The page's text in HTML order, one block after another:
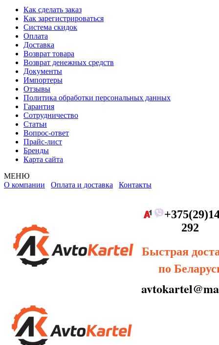
Как сделать заказ
Как зарегистрироваться
Система скидок
Оплата
Доставка
Возврат товара
Возврат денежных средств
Документы
Импортеры
Отзывы
Политика обработки персональных данных
Гарантия
Сотрудничество
Статьи
Вопрос-ответ
Прайс-лист
Бренды
Карта сайта
МЕНЮ
О компании Оплата и доставка Контакты
292
Быстрая
по